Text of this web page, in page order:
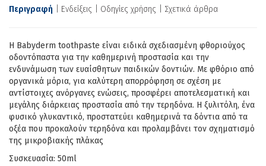
Περιγραφή Ενδείξεις Οδηγίες χρήσης Σχετικά άρθρα
H Babyderm toothpaste είναι ειδικά σχεδιασμένη φθοριούχος
οδοντόπαστα για την καθημερινή προστασία και την
ενδυνάμωση των ευαίσθητων παιδικών δοντιών. Με φθόριο από
οργανικά μόρια, για καλύτερη απορρόφηση σε σχέση με
αντίστοιχες ανόργανες ενώσεις, προσφέρει αποτελεσματική και
μεγάλης διάρκειας προστασία από την τερηδόνα. Η ξυλιτόλη, ένα
φυσικό γλυκαντικό, προστατεύει καθημερινά τα δόντια από τα
οξέα που προκαλούν τερηδόνα και προλαμβάνει τον σχηματισμό
της μικροβιακής πλάκας
Συσκευασία: 50ml